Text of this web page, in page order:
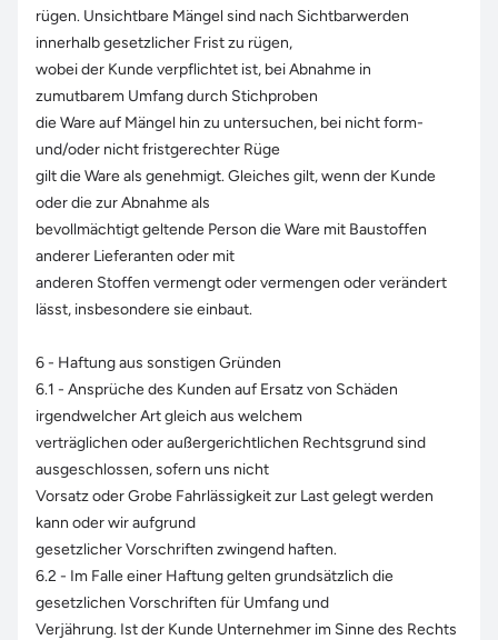
rügen. Unsichtbare Mängel sind nach Sichtbarwerden
innerhalb gesetzlicher Frist zu rügen,
wobei der Kunde verpflichtet ist, bei Abnahme in
zumutbarem Umfang durch Stichproben
die Ware auf Mängel hin zu untersuchen, bei nicht form-
und/oder nicht fristgerechter Rüge
gilt die Ware als genehmigt. Gleiches gilt, wenn der Kunde
oder die zur Abnahme als
bevollmächtigt geltende Person die Ware mit Baustoffen
anderer Lieferanten oder mit
anderen Stoffen vermengt oder vermengen oder verändert
lässt, insbesondere sie einbaut.
6 - Haftung aus sonstigen Gründen
6.1 - Ansprüche des Kunden auf Ersatz von Schäden
irgendwelcher Art gleich aus welchem
verträglichen oder außergerichtlichen Rechtsgrund sind
ausgeschlossen, sofern uns nicht
Vorsatz oder Grobe Fahrlässigkeit zur Last gelegt werden
kann oder wir aufgrund
gesetzlicher Vorschriften zwingend haften.
6.2 - Im Falle einer Haftung gelten grundsätzlich die
gesetzlichen Vorschriften für Umfang und
Verjährung. Ist der Kunde Unternehmer im Sinne des Rechts